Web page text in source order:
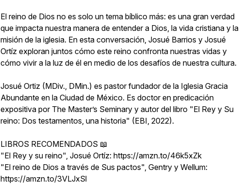
El reino de Dios no es solo un tema bíblico más: es una gran verdad
que impacta nuestra manera de entender a Dios, la vida cristiana y la
misión de la iglesia. En esta conversación, Josué Barrios y Josué
Ortíz exploran juntos cómo este reino confronta nuestras vidas y
cómo vivir a la luz de él en medio de los desafíos de nuestra cultura.
Josué Ortiz (MDiv., DMin.) es pastor fundador de la Iglesia Gracia
Abundante en la Ciudad de México. Es doctor en predicación
expositiva por The Master’s Seminary y autor del libro "El Rey y Su
reino: Dos testamentos, una historia" (EBI, 2022).
LIBROS RECOMENDADOS 📖
"El Rey y su reino", Josué Ortíz: https://amzn.to/46k5xZk
"El reino de Dios a través de Sus pactos", Gentry y Wellum:
https://amzn.to/3VLJxSl